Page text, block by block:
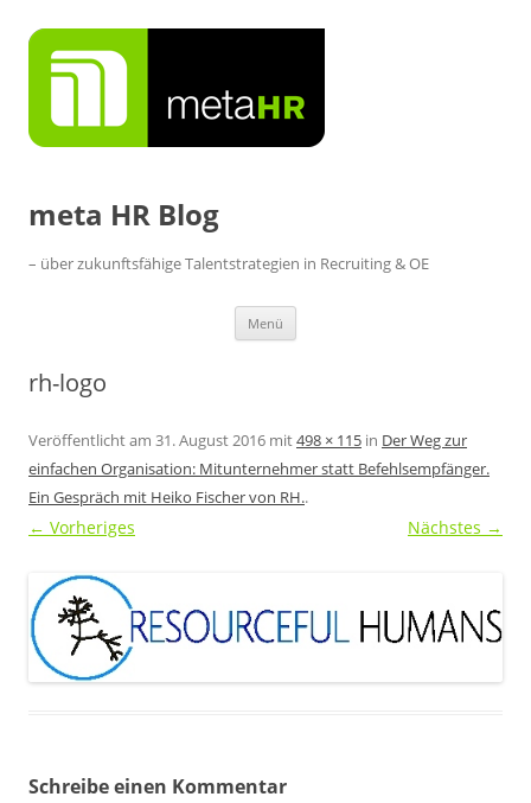
Inhalt
springen
meta HR Blog
– über zukunftsfähige Talentstrategien in Recruiting & OE
Menü
rh-logo
Veröffentlicht am 31. August 2016 mit498 × 115 in Der Weg zur
einfachen Organisation: Mitunternehmer statt Befehlsempfänger.
Ein Gespräch mit Heiko Fischer von RH..
← Vorheriges Nächstes →
Schreibe einen Kommentar